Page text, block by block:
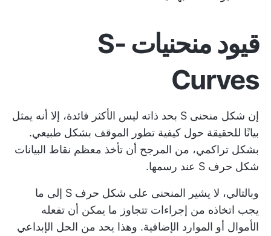
قيود منحنيات S-
Curves
إن شكل منحنى S بحد ذاته ليس الأكثر فائدة، إلا أنه يمثل
بيانًا للحقيقة حول كيفية تطور الموقف بشكل طبيعي.
بشكل تراكمي، من المرجح أن تأخذ معظم نقاط البيانات
شكل حرف S عند رسمها.
وبالتالي، لا يشير المنحنى على شكل حرف S إلى ما
يجب اتخاذه من إجراءات تتجاوز ما يمكن أن تفعله
الأموال أو الموارد الإضافية. وهذا يحد من الحل الإبداعي